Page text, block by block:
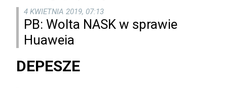
4 KWIETNIA 2019, 07:13
PB: Wolta NASK w sprawie
Huaweia
DEPESZE